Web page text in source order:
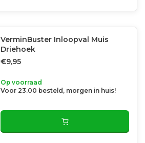
VerminBuster Inloopval Muis
Driehoek
€9,95
Op voorraad
Voor 23.00 besteld, morgen in huis!